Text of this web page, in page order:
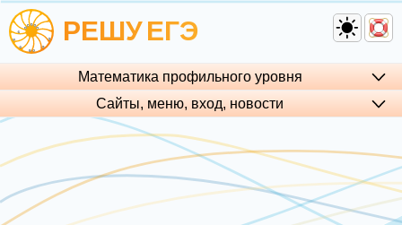
РЕШУЕГЭ
Математика профильного уровня
Сайты, меню, вход, но­во­сти